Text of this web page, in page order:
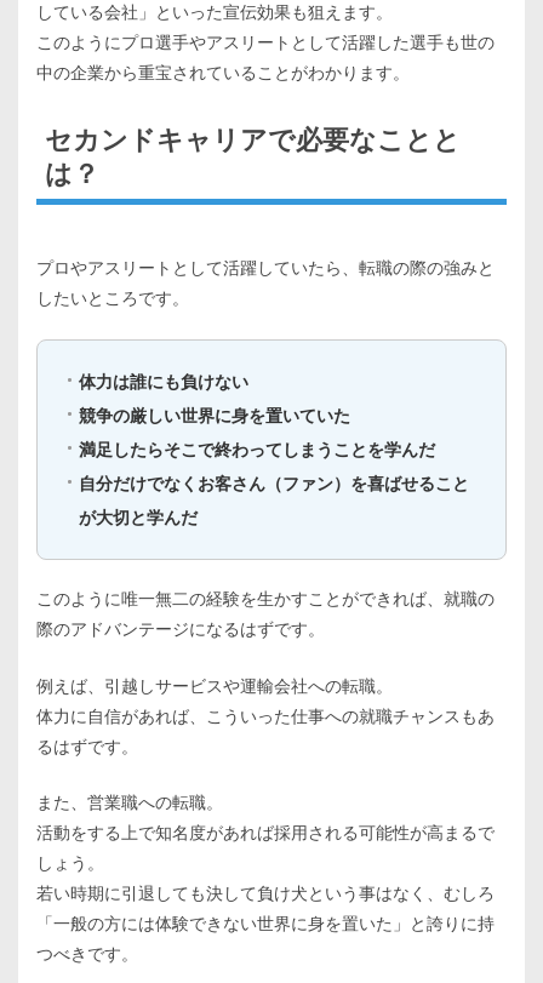
している会社」といった宣伝効果も狙えます。
このようにプロ選手やアスリートとして活躍した選手も世の
中の企業から重宝されていることがわかります。
セカンドキャリアで必要なことと
は？
プロやアスリートとして活躍していたら、転職の際の強みと
したいところです。
体力は誰にも負けない
競争の厳しい世界に身を置いていた
満足したらそこで終わってしまうことを学んだ
自分だけでなくお客さん（ファン）を喜ばせること
が大切と学んだ
このように唯一無二の経験を生かすことができれば、就職の
際のアドバンテージになるはずです。
例えば、引越しサービスや運輸会社への転職。
体力に自信があれば、こういった仕事への就職チャンスもあ
るはずです。
また、営業職への転職。
活動をする上で知名度があれば採用される可能性が高まるで
しょう。
若い時期に引退しても決して負け犬という事はなく、むしろ
「一般の方には体験できない世界に身を置いた」と誇りに持
つべきです。